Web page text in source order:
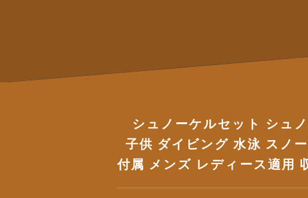
シュノーケルセット シュ
子供 ダイビング 水泳 スノ
付属 メンズ レディース適用